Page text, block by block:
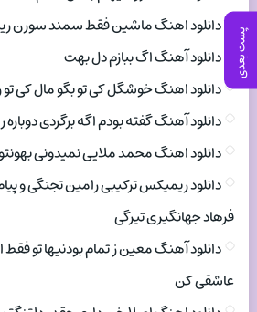
پست بعدی
دانلود اهنگ ماشین فقط سمند سورن
دانلود آهنگ اگ ببازم دل بهت
دانلود اهنگ خوشگل کی تو بگو مال کی
دانلود آهنگ گفته بودم اگه برگردی
دانلود اهنگ محمد ملایی نمیدونی
دانلود ریمیکس ترکیبی رامین تجنگی و
فرهاد جهانگیری تیرگی
دانلود آهنگ معین ز تمام بودنیها تو فقط
عاشقی کن